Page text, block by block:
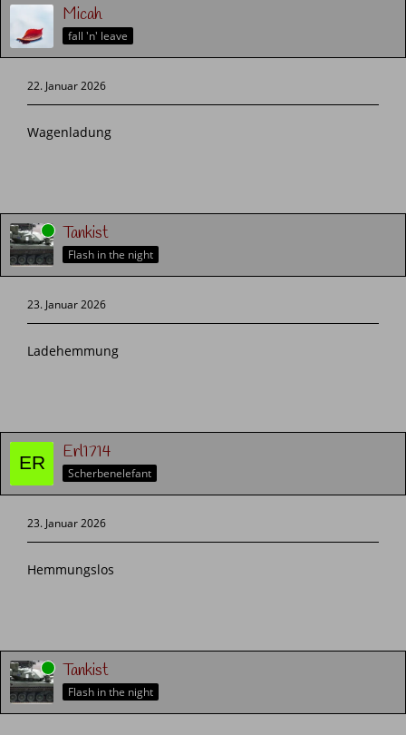
Micah
fall 'n' leave
22. Januar 2026
Wagenladung
Online Tankist
Flash in the night
23. Januar 2026
Ladehemmung
Erl1714
Scherbenelefant
23. Januar 2026
Hemmungslos
Online Tankist
Flash in the night